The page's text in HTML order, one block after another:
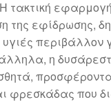
τακτική
της εφίδρωσης,
υγιές περιβάλλον
η
φρεσκάδας που